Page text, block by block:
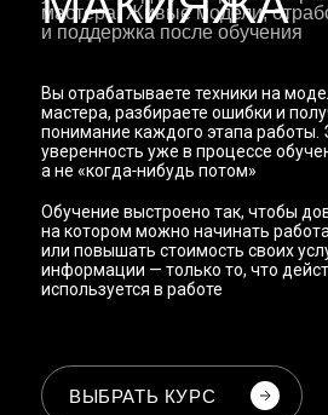
мастера. Живые модели,
и поддержка после обучения
Вы отрабатываете техники на
мастера, разбираете ошибки и
понимание каждого этапа работы.
уверенность уже в процессе
а не «когда‑нибудь потом»
Обучение выстроено так, чтобы
на котором можно начинать
или повышать стоимость своих
информации — только то, что
используется в работе
ВЫБРАТЬ КУРС